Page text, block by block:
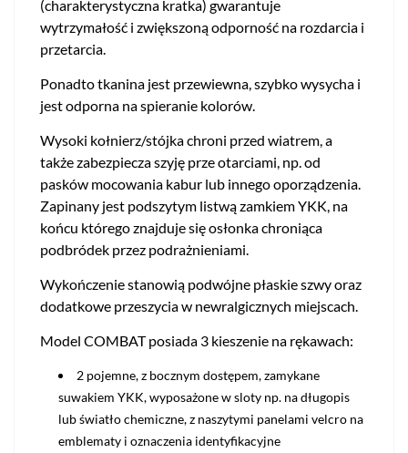
(charakterystyczna kratka) gwarantuje
wytrzymałość i zwiększoną odporność na rozdarcia i
przetarcia.
Ponadto tkanina jest przewiewna, szybko wysycha i
jest odporna na spieranie kolorów.
Wysoki kołnierz/stójka chroni przed wiatrem, a
także zabezpiecza szyję prze otarciami, np. od
pasków mocowania kabur lub innego oporządzenia.
Zapinany jest podszytym listwą zamkiem YKK, na
końcu którego znajduje się osłonka chroniąca
podbródek przez podrażnieniami.
Wykończenie stanowią podwójne płaskie szwy oraz
dodatkowe przeszycia w newralgicznych miejscach.
Model COMBAT posiada 3 kieszenie na rękawach:
2 pojemne, z bocznym dostępem, zamykane
suwakiem YKK, wyposażone w sloty np. na długopis
lub światło chemiczne, z naszytymi panelami velcro na
emblematy i oznaczenia identyfikacyjne